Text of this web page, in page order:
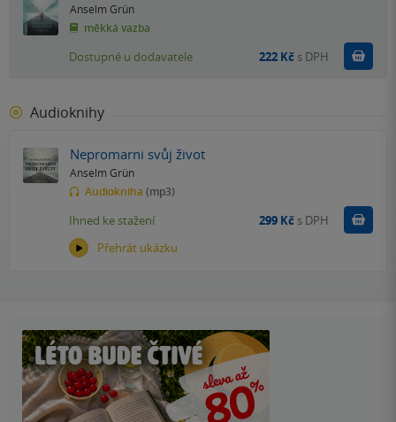
Anselm Grün
měkká vazba
Dostupné u dodavatele 222 Kč s DPH
Audioknihy
Nepromarni svůj život
Anselm Grün
Audiokniha (mp3)
Přehrát ukázku
Ihned ke stažení 299 Kč s DPH Koupit